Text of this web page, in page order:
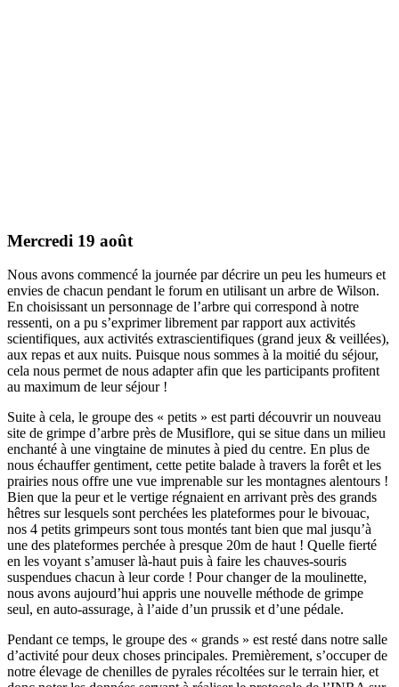
Mercredi 19 août
Nous avons commencé la journée par décrire un peu les humeurs et
envies de chacun pendant le forum en utilisant un arbre de Wilson.
En choisissant un personnage de l’arbre qui correspond à notre
ressenti, on a pu s’exprimer librement par rapport aux activités
scientifiques, aux activités extrascientifiques (grand jeux & veillées),
aux repas et aux nuits. Puisque nous sommes à la moitié du séjour,
cela nous permet de nous adapter afin que les participants profitent
au maximum de leur séjour !
Suite à cela, le groupe des « petits » est parti découvrir un nouveau
site de grimpe d’arbre près de Musiflore, qui se situe dans un milieu
enchanté à une vingtaine de minutes à pied du centre. En plus de
nous échauffer gentiment, cette petite balade à travers la forêt et les
prairies nous offre une vue imprenable sur les montagnes alentours !
Bien que la peur et le vertige régnaient en arrivant près des grands
hêtres sur lesquels sont perchées les plateformes pour le bivouac,
nos 4 petits grimpeurs sont tous montés tant bien que mal jusqu’à
une des plateformes perchée à presque 20m de haut ! Quelle fierté
en les voyant s’amuser là-haut puis à faire les chauves-souris
suspendues chacun à leur corde ! Pour changer de la moulinette,
nous avons aujourd’hui appris une nouvelle méthode de grimpe
seul, en auto-assurage, à l’aide d’un prussik et d’une pédale.
Pendant ce temps, le groupe des « grands » est resté dans notre salle
d’activité pour deux choses principales. Premièrement, s’occuper de
notre élevage de chenilles de pyrales récoltées sur le terrain hier, et